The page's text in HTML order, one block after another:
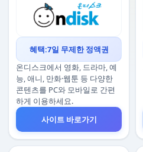
혜택:7일 무제한 정액권
온디스크에서 영화, 드라마, 예
능, 애니, 만화·웹툰 등 다양한
콘텐츠를 PC와 모바일로 간편
하게 이용하세요.
사이트 바로가기